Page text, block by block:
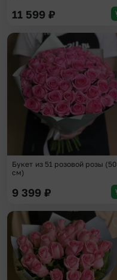
11 599 ₽
Букет из 51 розовой розы (50
см)
9 399 ₽